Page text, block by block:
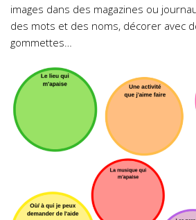
images dans des magazines ou
des mots et des noms, décorer avec
gommettes…